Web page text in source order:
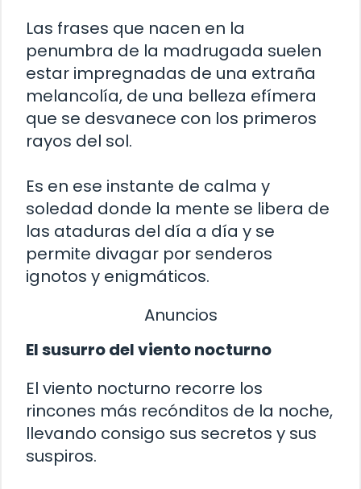
Las frases que nacen en la
penumbra de la madrugada suelen
estar impregnadas de una extraña
melancolía, de una belleza efímera
que se desvanece con los primeros
rayos del sol.
Es en ese instante de calma y
soledad donde la mente se libera de
las ataduras del día a día y se
permite divagar por senderos
ignotos y enigmáticos.
Anuncios
El susurro del viento nocturno
El viento nocturno recorre los
rincones más recónditos de la noche,
llevando consigo sus secretos y sus
suspiros.